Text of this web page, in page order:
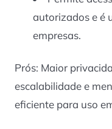
autorizados e é
empresas.
Prós: Maior
escalabilidade e
eficiente para uso